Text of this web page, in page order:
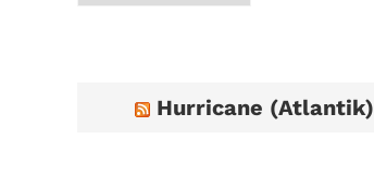
Hurricane (Atlantik)